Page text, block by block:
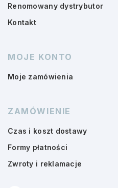
Renomowany dystrybutor
Kontakt
MOJE KONTO
Moje zamówienia
ZAMÓWIENIE
Czas i koszt dostawy
Formy płatności
Zwroty i reklamacje